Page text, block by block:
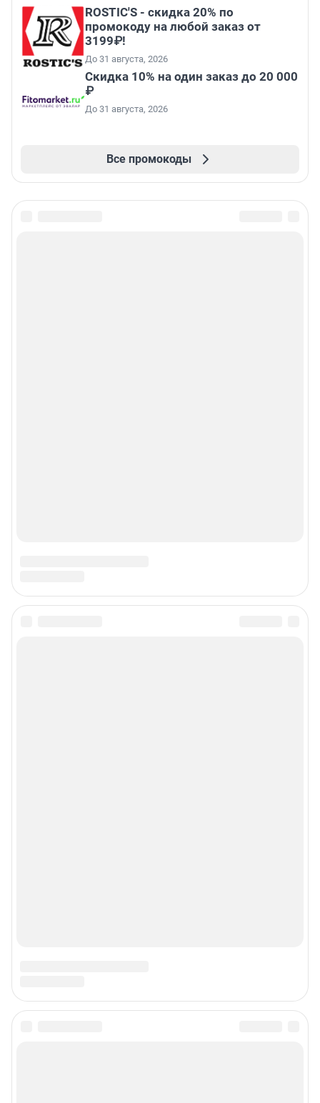
ROSTIC'S - скидка 20% по
промокоду на любой заказ от
3199₽!
До 31 августа, 2026
Скидка 10% на один заказ до 20 000
₽
До 31 августа, 2026
Все промокоды